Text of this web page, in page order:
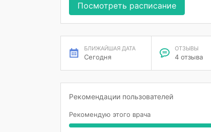
Посмотреть расписание
БЛИЖАЙШАЯ ДАТА
Сегодня
ОТЗЫВЫ
4 отзыва
Рекомендации пользователей
Рекомендую этого врача